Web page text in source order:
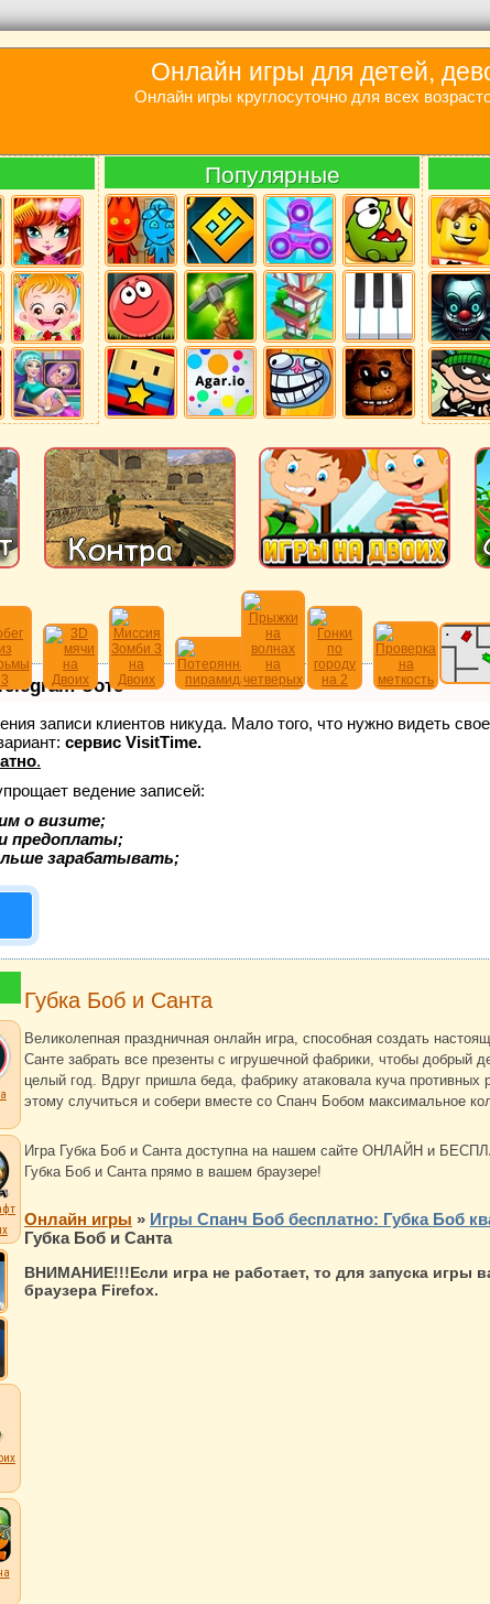
Онлайн игры для детей,
Онлайн игры круглосуточно для всех
Популярные
боте
записи клиентов никуда. Мало того, что нужно видеть
сервис VisitTime.
.
ведение записей:
о визите;
предоплаты;
зарабатывать;
Губка Боб и Санта
Великолепная праздничная онлайн игра, способная создать
Санте забрать все презенты с игрушечной фабрики, чтобы добрый
целый год. Вдруг пришла беда, фабрику атаковала куча
этому случиться и собери вместе со Спанч Бобом максимальное
Игра Губка Боб и Санта доступна на нашем сайте ОНЛАЙН и
Губка Боб и Санта прямо в вашем браузере!
Онлайн игры » Игры Спанч Боб бесплатно: Губка Боб
Губка Боб и Санта
ВНИМАНИЕ!!!Если игра не работает, то для запуска игры
браузера Firefox.